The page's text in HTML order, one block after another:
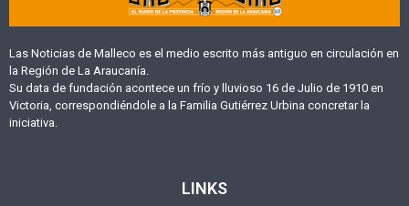
Las Noticias de Malleco es el medio escrito más antiguo en circulación en
la Región de La Araucanía.
Su data de fundación acontece un frío y lluvioso 16 de Julio de 1910 en
Victoria, correspondiéndole a la Familia Gutiérrez Urbina concretar la
iniciativa.
LINKS